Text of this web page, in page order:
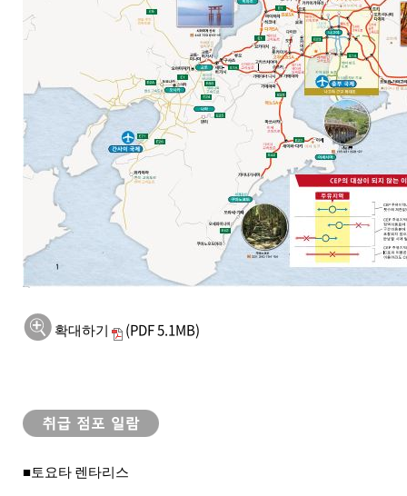
확대하기 (PDF 5.1MB)
■토요타 렌타리스